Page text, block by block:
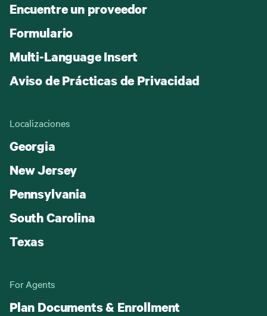
Encuentre un proveedor
Formulario
Multi-Language Insert
Aviso de Prácticas de Privacidad
Localizaciones
Georgia
New Jersey
Pennsylvania
South Carolina
Texas
For Agents
Plan Documents & Enrollment